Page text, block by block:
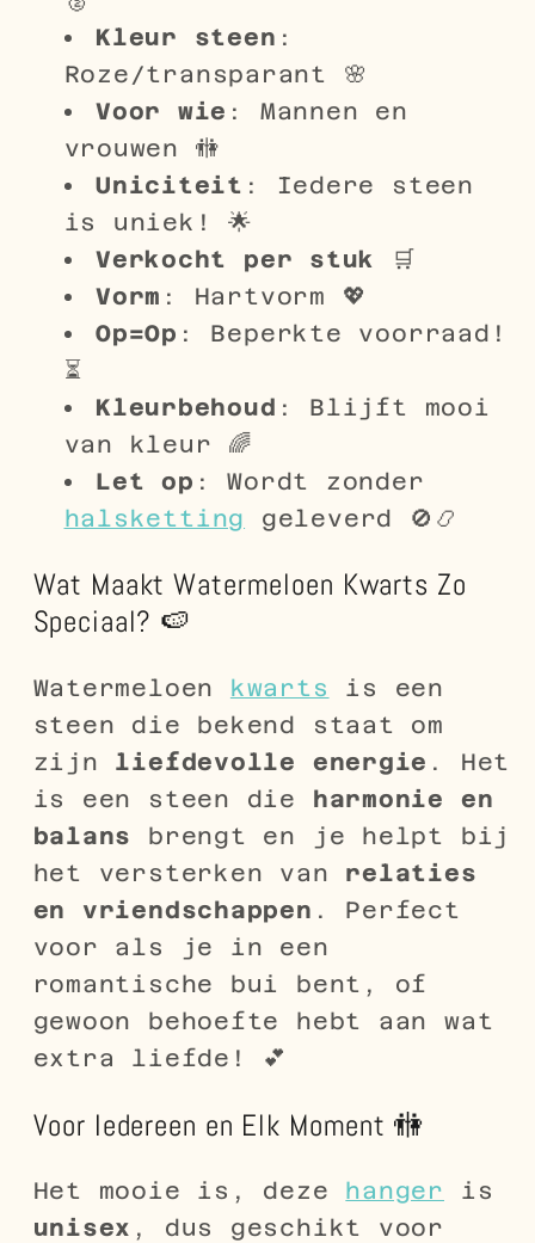
Kleur steen :
Roze/transparant 🌸
Voor wie : Mannen en
vrouwen 🚻
Uniciteit : Iedere steen
is uniek! 🌟
Verkocht per stuk
🛒
Vorm : Hartvorm 💖
Op=Op : Beperkte voorraad!
⏳
Kleurbehoud : Blijft mooi
van kleur 🌈
Let op : Wordt zonder
halsketting geleverd 🚫📿
Wat Maakt Watermeloen Kwarts Zo
Speciaal? 🍉
Watermeloen kwarts
is een
steen die bekend staat om
zijn liefdevolle energie . Het
is een steen die harmonie en
balans brengt en je helpt bij
het versterken van relaties
en vriendschappen . Perfect
voor als je in een
romantische bui bent, of
gewoon behoefte hebt aan wat
extra liefde! 💕
Voor Iedereen en Elk Moment 🚻
Het mooie is, deze hanger is
unisex , dus geschikt voor